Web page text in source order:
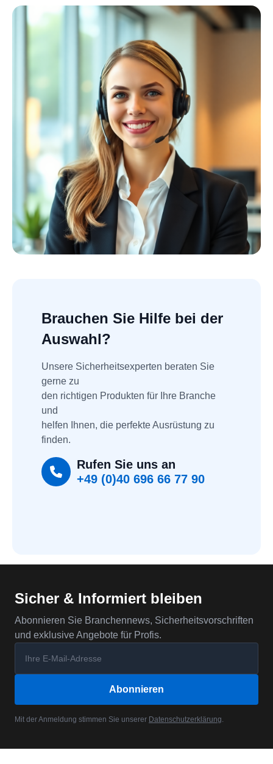
Schweißer
Profiausrüstung
Kollektion ansehen
Brauchen Sie Hilfe bei der
Auswahl?
Unsere Sicherheitsexperten beraten Sie
gerne zu
den richtigen Produkten für Ihre Branche
und
helfen Ihnen, die perfekte Ausrüstung zu
finden.
Rufen Sie uns an
+49 (0)40 696 66 77 90
Sicher & Informiert bleiben
Abonnieren Sie Branchennews, Sicherheitsvorschriften
und exklusive Angebote für Profis.
Abonnieren
Mit der Anmeldung stimmen Sie unserer Datenschutzerklärung.